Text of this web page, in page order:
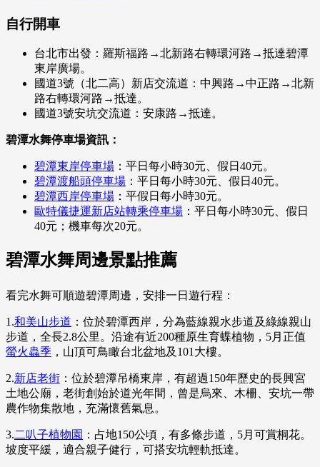
自行開車
台北市出發：羅斯福路→北新路右轉環河路→抵達碧潭
東岸廣場。
國道3號（北二高）新店交流道：中興路→中正路→北新
路右轉環河路→抵達。
國道3號安坑交流道：安康路→抵達。
碧潭水舞停車場資訊：
碧潭東岸停車場 ：平日每小時30元、假日40元。
碧潭渡船頭停車場 ：平日每小時30元、假日40元。
碧潭西岸停車場 ：平假日每小時30元。
歐特儀捷運新店站轉乘停車場 ：平日每小時30元、假日
40元；機車每次20元。
碧潭水舞周邊景點推薦
看完水舞可順遊碧潭周邊，安排一日遊行程：
1.和美山步道 ：位於碧潭西岸，分為藍線親水步道及綠線親山
步道，全長2.8公里。沿途有近200種原生育蝶植物，5月正值
螢火蟲季 ，山頂可鳥瞰台北盆地及101大樓。
2.新店老街 ：位於碧潭吊橋東岸，有超過150年歷史的長興宮
土地公廟，老街創始於道光年間，曾是烏來、木柵、安坑一帶
農作物集散地，充滿懷舊氣息。
3.二叭子植物園 ：占地150公頃，有多條步道，5月可賞桐花。
坡度平緩，適合親子健行，可搭安坑輕軌抵達。